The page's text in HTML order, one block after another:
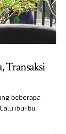
Transaksi
beberapa
ibu-ibu…